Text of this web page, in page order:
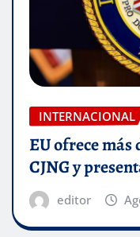
INTERNACIONAL
EU ofrece más
CJNG y
editor